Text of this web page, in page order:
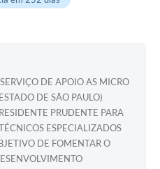
DE APOIO AS MICRO
DE SÃO PAULO)
PRUDENTE PARA
ESPECIALIZADOS
DE FOMENTAR O